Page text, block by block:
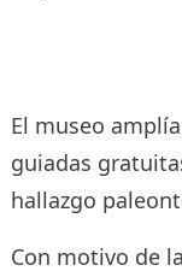
El museo
guiadas
hallazgo
Con motivo de